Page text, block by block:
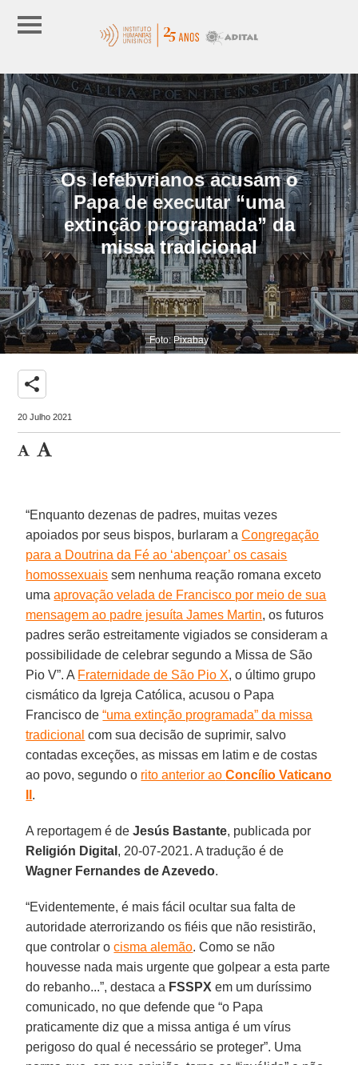
Os lefebvrianos acusam o
Papa de executar “uma
extinção programada” da
missa tradicional
Foto: Pixabay
share
20 Julho 2021
“Enquanto dezenas de padres, muitas vezes
apoiados por seus bispos, burlaram aCongregação
para a Doutrina da Fé ao ‘abençoar’ os casais
homossexuais sem nenhuma reação romana exceto
umaaprovação velada de Francisco por meio de sua
mensagem ao padre jesuíta James Martin, os futuros
padres serão estreitamente vigiados se consideram a
possibilidade de celebrar segundo a Missa de São
Pio V”. A Fraternidade de São Pio X, o último grupo
cismático da Igreja Católica, acusou o Papa
Francisco de“uma extinção programada” da missa
tradicional com sua decisão de suprimir, salvo
contadas exceções, as missas em latim e de costas
ao povo, segundo o rito anterior aoConcílio Vaticano
.
A reportagem é deJesús Bastante, publicada por
Religión Digital , 20-07-2021. A tradução é de
Wagner Fernandes de Azevedo.
“Evidentemente, é mais fácil ocultar sua falta de
autoridade aterrorizando os fiéis que não resistirão,
que controlar ocisma alemão. Como se não
houvesse nada mais urgente que golpear a esta parte
do rebanho...”, destaca a FSSPX em um duríssimo
comunicado, no que defende que “o Papa
praticamente diz que a missa antiga é um vírus
perigoso do qual é necessário se proteger”. Uma